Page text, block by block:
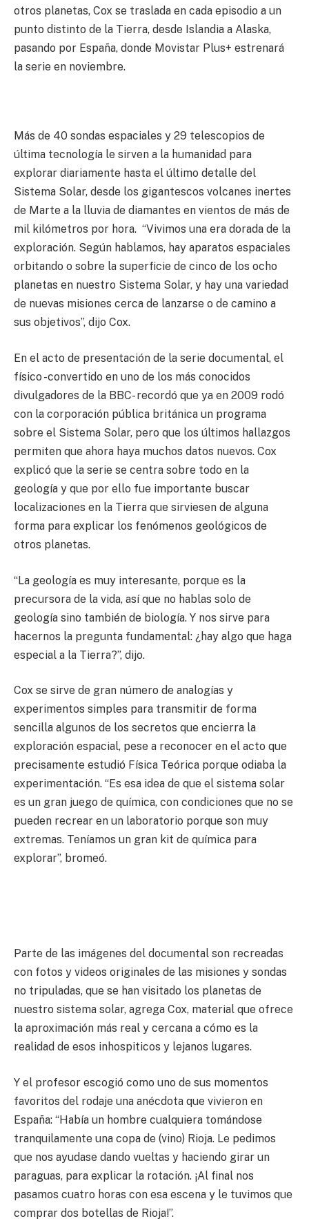
otros planetas, Cox se traslada en cada episodio a un
punto distinto de la Tierra, desde Islandia a Alaska,
pasando por España, donde Movistar Plus+ estrenará
la serie en noviembre.
Más de 40 sondas espaciales y 29 telescopios de
última tecnología le sirven a la humanidad para
explorar diariamente hasta el último detalle del
Sistema Solar, desde los gigantescos volcanes inertes
de Marte a la lluvia de diamantes en vientos de más de
mil kilómetros por hora. “Vivimos una era dorada de la
exploración. Según hablamos, hay aparatos espaciales
orbitando o sobre la superficie de cinco de los ocho
planetas en nuestro Sistema Solar, y hay una variedad
de nuevas misiones cerca de lanzarse o de camino a
sus objetivos”, dijo Cox.
En el acto de presentación de la serie documental, el
físico -convertido en uno de los más conocidos
divulgadores de la BBC- recordó que ya en 2009 rodó
con la corporación pública británica un programa
sobre el Sistema Solar, pero que los últimos hallazgos
permiten que ahora haya muchos datos nuevos. Cox
explicó que la serie se centra sobre todo en la
geología y que por ello fue importante buscar
localizaciones en la Tierra que sirviesen de alguna
forma para explicar los fenómenos geológicos de
otros planetas.
“La geología es muy interesante, porque es la
precursora de la vida, así que no hablas solo de
geología sino también de biología. Y nos sirve para
hacernos la pregunta fundamental: ¿hay algo que haga
especial a la Tierra?”, dijo.
Cox se sirve de gran número de analogías y
experimentos simples para transmitir de forma
sencilla algunos de los secretos que encierra la
exploración espacial, pese a reconocer en el acto que
precisamente estudió Física Teórica porque odiaba la
experimentación. “Es esa idea de que el sistema solar
es un gran juego de química, con condiciones que no se
pueden recrear en un laboratorio porque son muy
extremas. Teníamos un gran kit de química para
explorar”, bromeó.
Parte de las imágenes del documental son recreadas
con fotos y videos originales de las misiones y sondas
no tripuladas, que se han visitado los planetas de
nuestro sistema solar, agrega Cox, material que ofrece
la aproximación más real y cercana a cómo es la
realidad de esos inhospiticos y lejanos lugares.
Y el profesor escogió como uno de sus momentos
favoritos del rodaje una anécdota que vivieron en
España: “Había un hombre cualquiera tomándose
tranquilamente una copa de (vino) Rioja. Le pedimos
que nos ayudase dando vueltas y haciendo girar un
paraguas, para explicar la rotación. ¡Al final nos
pasamos cuatro horas con esa escena y le tuvimos que
comprar dos botellas de Rioja!”.